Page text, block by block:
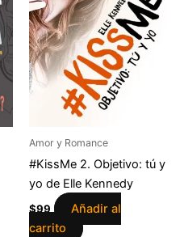
Amor y Romance
#KissMe 2. Objetivo: tú y
yo de Elle Kennedy
$99
Añadir al
carrito